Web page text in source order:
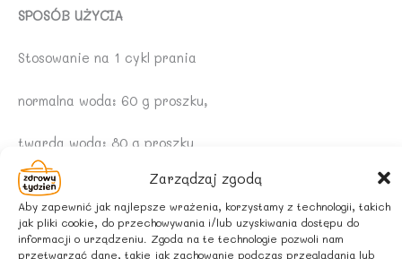
Zarządzaj zgodą
Aby zapewnić jak najlepsze wrażenia, korzystamy z technologii, takich
jak pliki cookie, do przechowywania i/lub uzyskiwania dostępu do
informacji o urządzeniu. Zgoda na te technologie pozwoli nam
przetwarzać dane, takie jak zachowanie podczas przeglądania lub
SPOSÓB UŻYCIA
Stosowanie na 1 cykl prania
normalna woda: 60 g proszku,
twarda woda: 80 g proszku
bardzo twarda woda: 110 g proszku
1 łyżka stołowa = 15 g proszku